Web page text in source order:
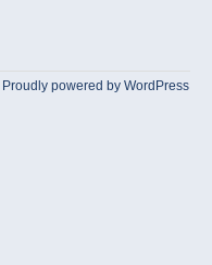
Proudly powered by WordPress